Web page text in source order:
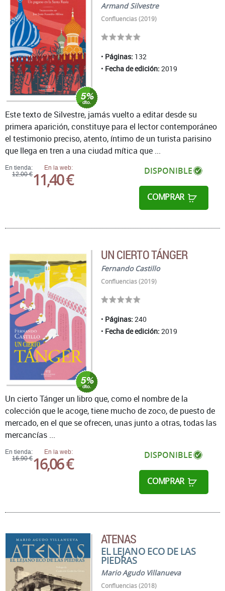
Armand Silvestre
Confluencias (2019)
Páginas: 132
Fecha de edición: 2019
En tienda:
12,00 €
En la web:
11,40 € DISPONIBLE
COMPRAR
Este texto de Silvestre, jamás vuelto a editar desde su
primera aparición, constituye para el lector contemporáneo
el testimonio preciso, atento, íntimo de un turista parisino
que llega en tren a una ciudad mítica que ...
UN CIERTO TÁNGER
Fernando Castillo
Confluencias (2019)
Páginas: 240
Fecha de edición: 2019
En tienda:
16,90 €
En la web:
16,06 € DISPONIBLE
COMPRAR
Un cierto Tánger un libro que, como el nombre de la
colección que le acoge, tiene mucho de zoco, de puesto de
mercado, en el que se ofrecen, unas junto a otras, todas las
mercancías ...
ATENAS
EL LEJANO ECO DE LAS
PIEDRAS
Mario Agudo Villanueva
Confluencias (2018)